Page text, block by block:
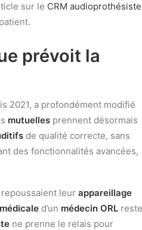
sur le CRM audioprothésiste
prévoit la
2021, a profondément modifié
mutuelles prennent désormais
de qualité correcte, sans
des fonctionnalités avancées,
leur appareillage
d’un médecin ORL reste
ne prenne le relais pour